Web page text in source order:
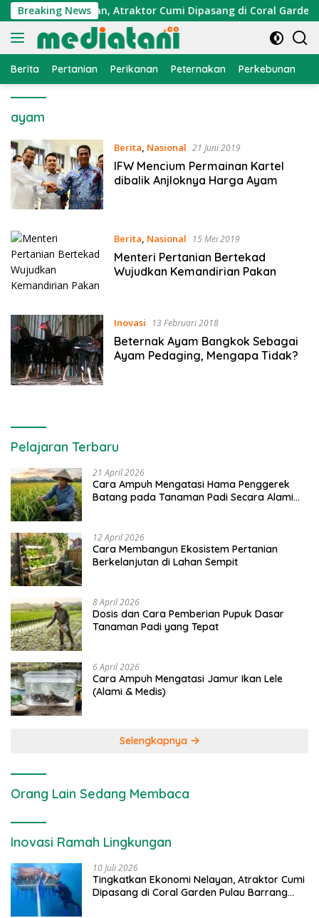
Langsung
ke
konten
Breaking News
Ekonomi Nelayan, Atraktor Cumi Dipasang di Coral Garden
Berita Pertanian Perikanan Peternakan Perkebunan
ayam
Berita, Nasional 21 Juni 2019
IFW Mencium Permainan Kartel
dibalik Anjloknya Harga Ayam
Berita, Nasional 15 Mei 2019
Menteri Pertanian Bertekad
Wujudkan Kemandirian Pakan
Inovasi 13 Februari 2018
Beternak Ayam Bangkok Sebagai
Ayam Pedaging, Mengapa Tidak?
Pelajaran Terbaru
21 April 2026
Cara Ampuh Mengatasi Hama Penggerek
Batang pada Tanaman Padi Secara Alami
12 April 2026
Cara Membangun Ekosistem Pertanian
Berkelanjutan di Lahan Sempit
8 April 2026
Dosis dan Cara Pemberian Pupuk Dasar
Tanaman Padi yang Tepat
6 April 2026
Cara Ampuh Mengatasi Jamur Ikan Lele
(Alami & Medis)
Selengkapnya
Orang Lain Sedang Membaca
Inovasi Ramah Lingkungan
10 Juli 2026
Tingkatkan Ekonomi Nelayan, Atraktor Cumi
Dipasang di Coral Garden Pulau Barrang